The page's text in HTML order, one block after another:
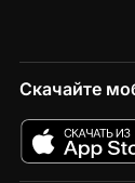
Скачайте